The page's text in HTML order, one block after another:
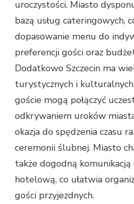
uroczystości. Miasto
bazą usług cateringowych,
dopasowanie menu do
preferencji gości oraz
Dodatkowo Szczecin ma
turystycznych i
goście mogą połączyć
odkrywaniem uroków
okazja do spędzenia czasu
ceremonii ślubnej. Miasto
także dogodną
hotelową, co ułatwia
gości przyjezdnych.